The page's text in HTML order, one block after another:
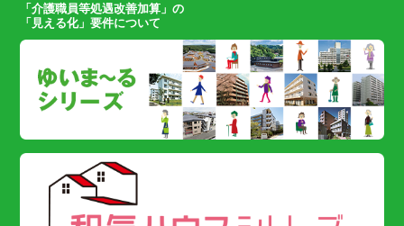
「介護職員等処遇改善加算」の
「見える化」要件について